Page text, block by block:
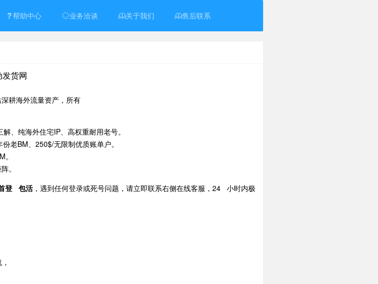
帮助中心 业务洽谈 关于我们 售后联系
发货网
耕海外流量资产，所有
、纯海外住宅IP、高权重耐用老号。
老BM、250$/无限制优质账单户。
。
登 包活 ，遇到任何登录或死号问题，请立即联系右侧在线客服，24 小时内极